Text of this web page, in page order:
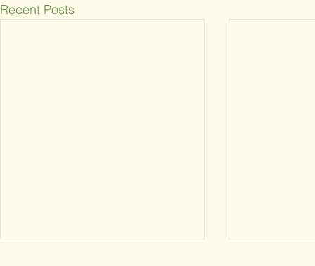
Recent Posts